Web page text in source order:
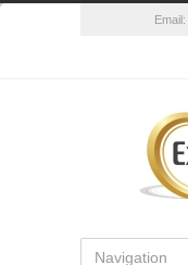
Email: